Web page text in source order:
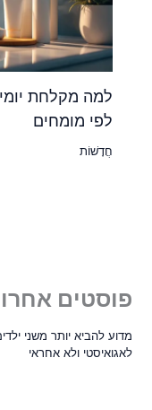
למה מקלחת
לפי מומחים
חֲדָשׁוֹת
פוסטים
מדוע להביא יותר משני
לאגואיסטי ולא אחראי